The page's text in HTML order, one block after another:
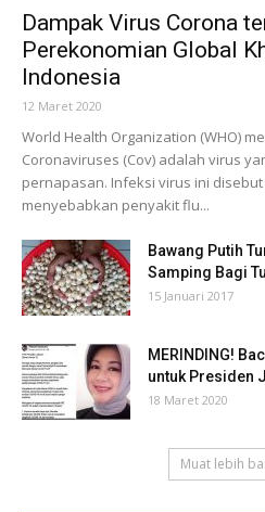
Dampak Virus Corona
Perekonomian Global
Indonesia
12 Maret 2020
World Health Organization (WHO)
Coronaviruses (Cov) adalah virus
pernapasan. Infeksi virus ini disebut
menyebabkan penyakit flu...
Bawang Putih
Samping Bagi
15 Januari 2017
MERINDING!
untuk Presiden
18 Maret 2020
Muat lebih